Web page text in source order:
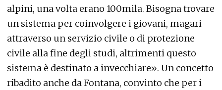
alpini, una volta erano 100mila. Bisogna trovare
un sistema per coinvolgere i giovani, magari
attraverso un servizio civile o di protezione
civile alla fine degli studi, altrimenti questo
sistema è destinato a invecchiare». Un concetto
ribadito anche da Fontana, convinto che per i